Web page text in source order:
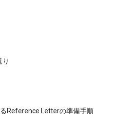
Reference Letterの準備手順